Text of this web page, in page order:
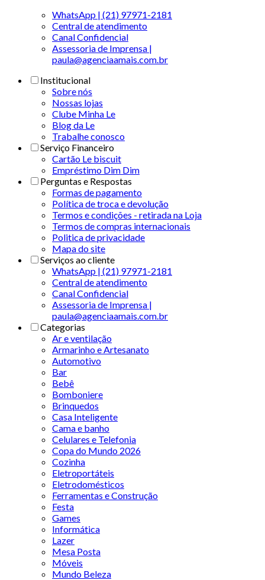
WhatsApp | (21) 97971-2181
Central de atendimento
Canal Confidencial
Assessoria de Imprensa |
paula@agenciaamais.com.br
Institucional
Sobre nós
Nossas lojas
Clube Minha Le
Blog da Le
Trabalhe conosco
Serviço Financeiro
Cartão Le biscuit
Empréstimo Dim Dim
Perguntas e Respostas
Formas de pagamento
Política de troca e devolução
Termos e condições - retirada na Loja
Termos de compras internacionais
Politica de privacidade
Mapa do site
Serviços ao cliente
WhatsApp | (21) 97971-2181
Central de atendimento
Canal Confidencial
Assessoria de Imprensa |
paula@agenciaamais.com.br
Categorias
Ar e ventilação
Armarinho e Artesanato
Automotivo
Bar
Bebê
Bomboniere
Brinquedos
Casa Inteligente
Cama e banho
Celulares e Telefonia
Copa do Mundo 2026
Cozinha
Eletroportáteis
Eletrodomésticos
Ferramentas e Construção
Festa
Games
Informática
Lazer
Mesa Posta
Móveis
Mundo Beleza